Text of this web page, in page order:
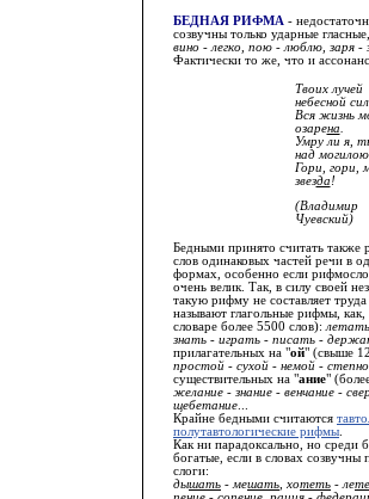
БЕДНАЯ РИФМА -
созвучны только ударные
вино - легко, пою - люблю, заря -
Фактически то же, что и
Твоих лучей
небесной
Вся жизнь
озарена
Умру ли я,
над могилою
Гори, гори,
звезда!
(Владимир
Чуевский)
Бедными принято считать также
слов одинаковых частей речи в
формах, особенно если
очень велик. Так, в силу своей
такую рифму не составляет
называют глагольные рифмы,
словаре более 5500 слов):
знать - играть - писать -
прилагательных на "ой" (свыше
простой - сухой - немой -
существительных на "ание"
желание - знание - венчание -
щебетание
Крайне бедными считаются
полутавтологические рифмы
Как ни парадоксально, но среди
богатые, если в словах созвучны
слоги:
дышать - мешать , хотеть - ле